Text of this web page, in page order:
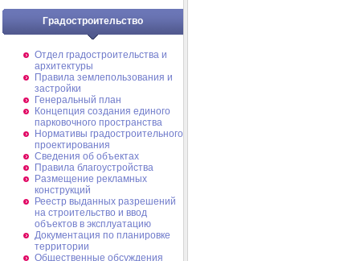
Градостроительство
Отдел градостроительства и
архитектуры
Правила землепользования и
застройки
Генеральный план
Концепция создания единого
парковочного пространства
Нормативы градостроительного
проектирования
Сведения об объектах
Правила благоустройства
Размещение рекламных
конструкций
Реестр выданных разрешений
на строительство и ввод
объектов в эксплуатацию
Документация по планировке
территории
Общественные обсуждения